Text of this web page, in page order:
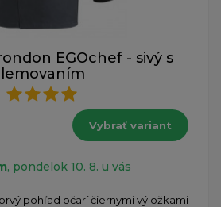
EGOchef - sivý s
lemovaním
Vybrať variant
, pondelok 10. 8. u vás
pohľad očarí čiernymi výložkami